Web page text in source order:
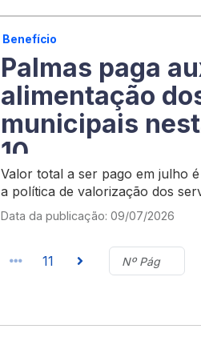
Benefício
Palmas paga
alimentação
municipais
10
Valor total a ser pago em julho
a política de valorização dos
Data da publicação: 09/07/2026
11